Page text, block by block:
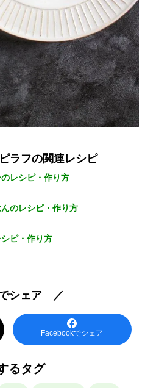
ラフの関連レシピ
レシピ・作り方
のレシピ・作り方
ピ・作り方
シェア ／
Facebookでシェア
るタグ